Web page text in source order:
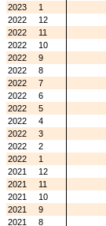
2023
1
2022
12
2022
11
2022
10
2022
9
2022
8
2022
7
2022
6
2022
5
2022
4
2022
3
2022
2
2022
1
2021
12
2021
11
2021
10
2021
9
2021
8